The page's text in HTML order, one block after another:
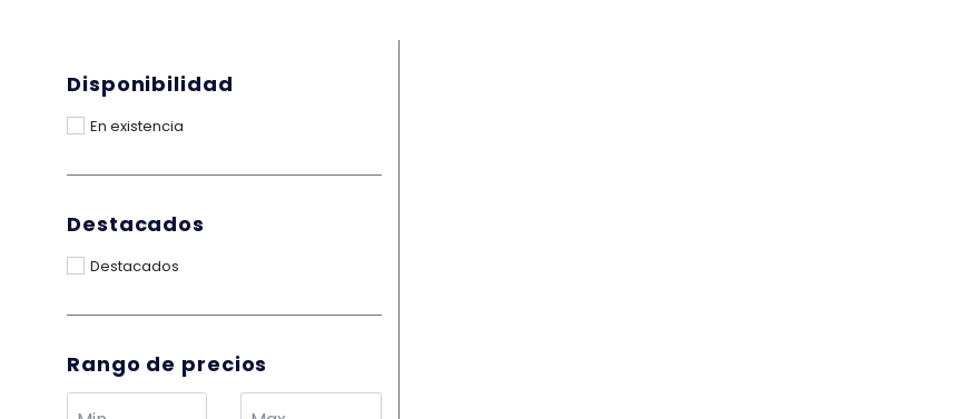
Disponibilidad
En existencia
Destacados
Destacados
Rango de precios